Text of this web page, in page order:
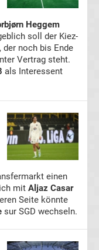
Heggem
soll der Kiez-
der noch bis Ende
Vertrag steht.
als Interessent
einen
mit Aljaz Casar
Seite könnte
sur SGD wechseln.